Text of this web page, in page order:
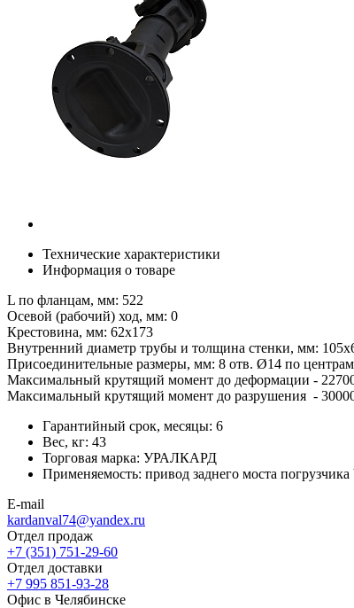
Технические характеристики
Информация о товаре
L по фланцам, мм: 522
Осевой (рабочий) ход, мм: 0
Крестовина, мм: 62х173
Внутренний диаметр трубы и толщина стенки, мм:
Присоединительные размеры, мм: 8 отв. Ø14 по
Максимальный крутящий момент до деформации -
Максимальный крутящий момент до разрушения -
Гарантийный срок, месяцы: 6
Вес, кг: 43
Торговая марка: УРАЛКАРД
Применяемость: привод заднего моста
E-mail
kardanval74@yandex.ru
Отдел продаж
+7 (351) 751-29-60
Отдел доставки
+7 995 851-93-28
Офис в Челябинске